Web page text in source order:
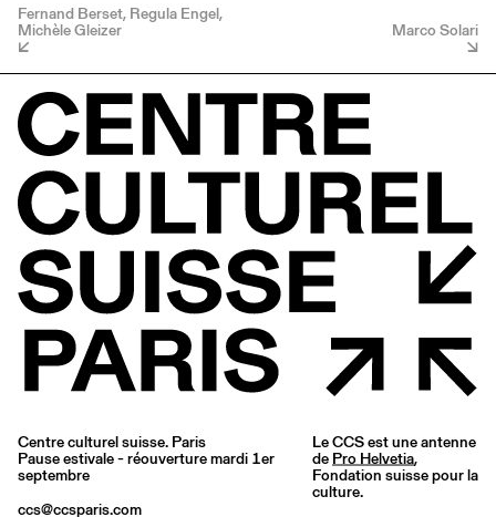
Fernand Berset, Regula Engel,
Michèle Gleizer Marco Solari
Centre culturel suisse. Paris
Pause estivale - réouverture mardi 1er
septembre
ccs@ccsparis.com
Le CCS est une antenne
de Pro Helvetia,
Fondation suisse pour la
culture.